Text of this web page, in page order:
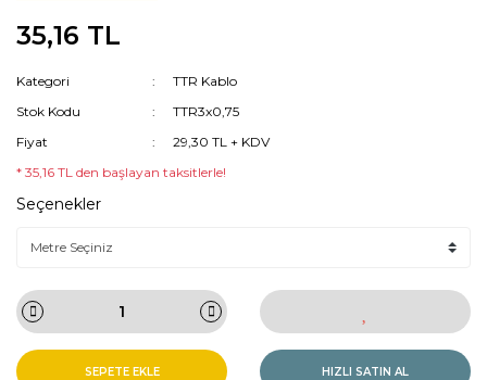
35,16 TL
Kategori
TTR Kablo
Stok Kodu
TTR3x0,75
Fiyat
29,30 TL + KDV
* 35,16 TL den başlayan taksitlerle!
Seçenekler
SEPETE EKLE HIZLI SATIN AL